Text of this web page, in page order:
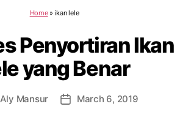
Home» ikan lele
Penyortiran Ikan
yang Benar
Aly Mansur
PostMarch 6, 2019